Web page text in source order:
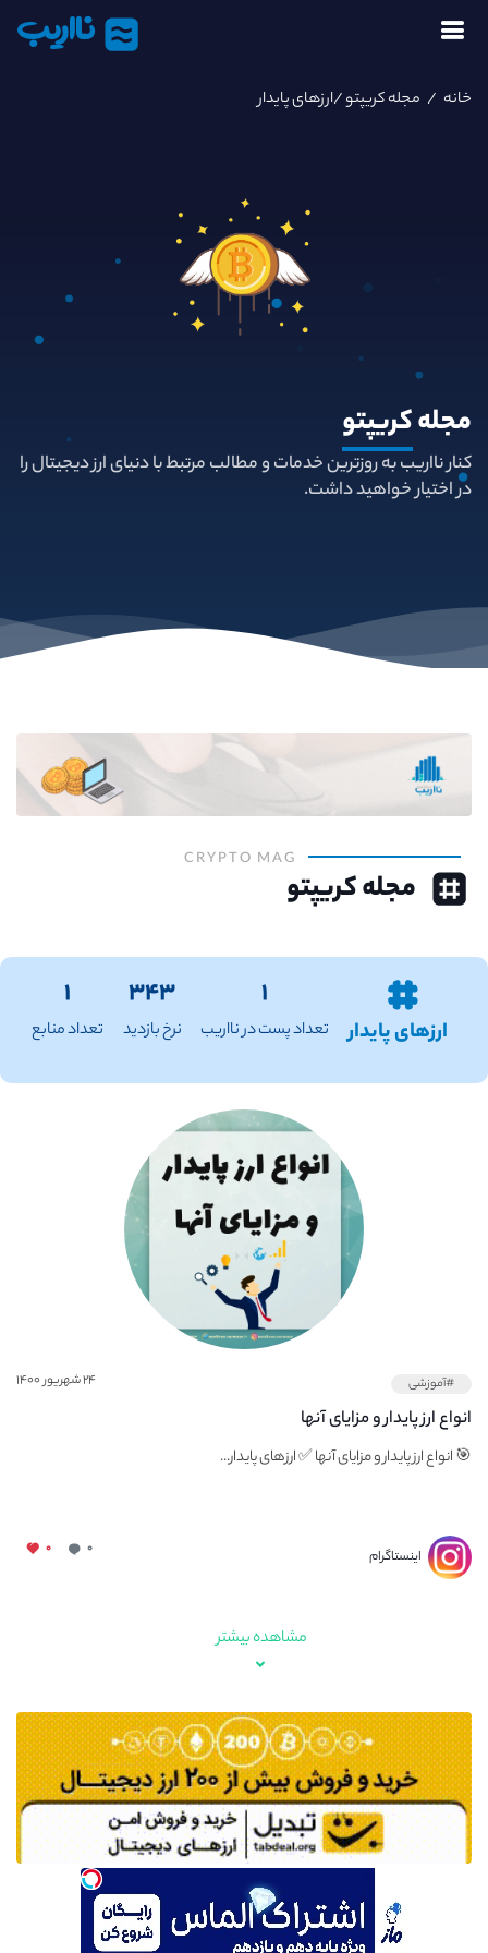
نااریب
خانه / مجله کریپتو/ارزهای پایدار
مجلهکریپتو
کنار نااریب به روزترین خدمات و مطالب مرتبط با دنیای ارز دیجیتال را
در اختیار خواهید داشت.
CRYPTO MAG
مجله کریپتو
ارزهای پایدار
۱
تعداد پست در نااریب
۳۴۳
نرخ بازدید
۱
تعداد منابع
#آموزشی ۲۴ شهریور ۱۴۰۰
انواع ارز پایدار و مزایای آنها
🎯 انواع ارز پایدار و مزایای آنها ✅ ارزهای پایدار...
اینستاگرام ۰ ۰
مشاهده بیشتر